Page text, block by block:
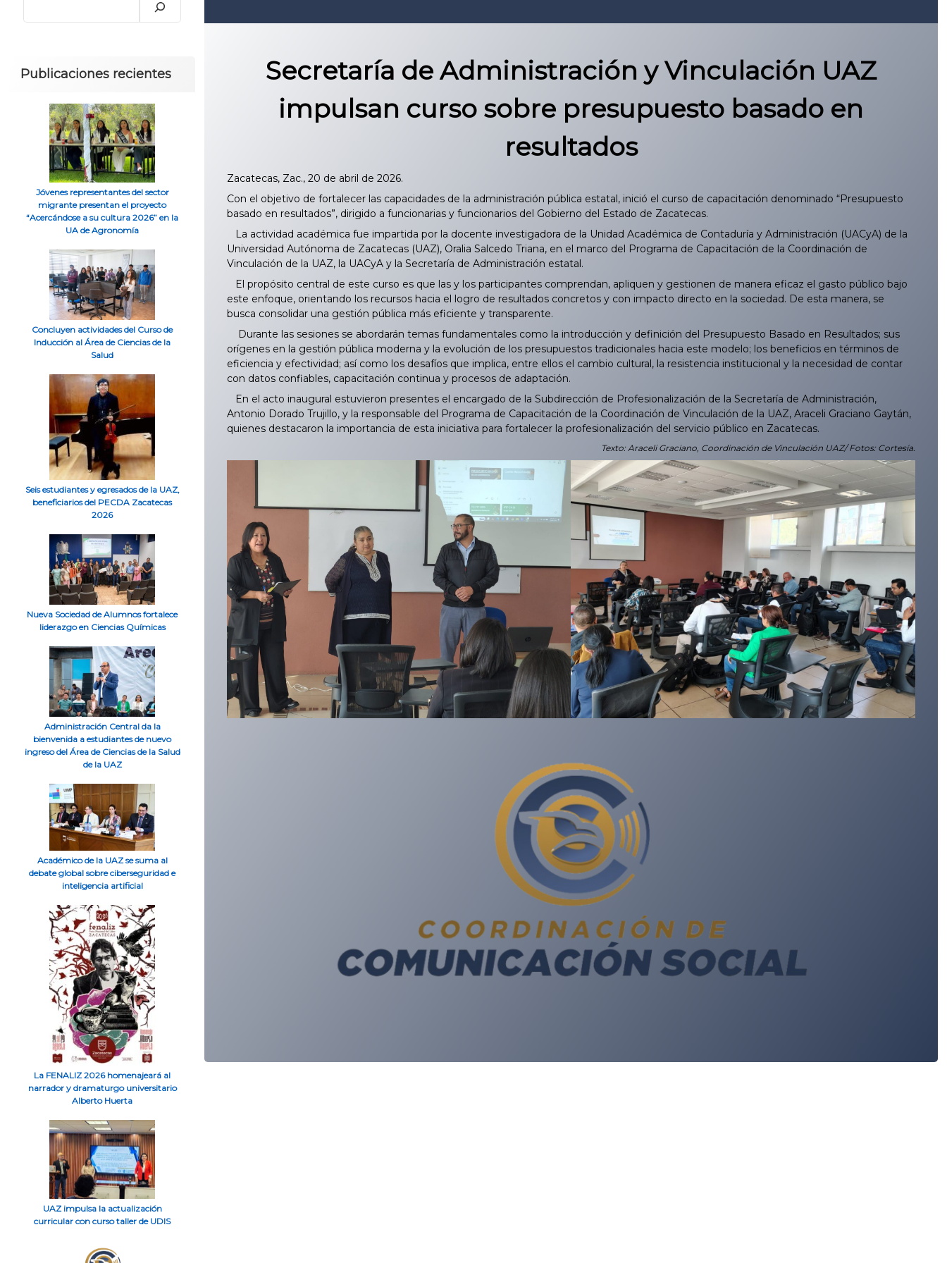
Secretaría de Administración y Vinculación UAZ
impulsan curso sobre presupuesto basado en
resultados
Zacatecas, Zac., 20 de abril de 2026.
Con el objetivo de fortalecer las capacidades de la administración pública estatal, inició el curso de capacitación denominado “Presupuesto
basado en resultados”, dirigido a funcionarias y funcionarios del Gobierno del Estado de Zacatecas.
La actividad académica fue impartida por la docente investigadora de la Unidad Académica de Contaduría y Administración (UACyA) de la
Universidad Autónoma de Zacatecas (UAZ), Oralia Salcedo Triana, en el marco del Programa de Capacitación de la Coordinación de
Vinculación de la UAZ, la UACyA y la Secretaría de Administración estatal.
El propósito central de este curso es que las y los participantes comprendan, apliquen y gestionen de manera eficaz el gasto público bajo
este enfoque, orientando los recursos hacia el logro de resultados concretos y con impacto directo en la sociedad. De esta manera, se
busca consolidar una gestión pública más eficiente y transparente.
Durante las sesiones se abordarán temas fundamentales como la introducción y definición del Presupuesto Basado en Resultados; sus
orígenes en la gestión pública moderna y la evolución de los presupuestos tradicionales hacia este modelo; los beneficios en términos de
eficiencia y efectividad; así como los desafíos que implica, entre ellos el cambio cultural, la resistencia institucional y la necesidad de contar
con datos confiables, capacitación continua y procesos de adaptación.
En el acto inaugural estuvieron presentes el encargado de la Subdirección de Profesionalización de la Secretaría de Administración,
Antonio Dorado Trujillo, y la responsable del Programa de Capacitación de la Coordinación de Vinculación de la UAZ, Araceli Graciano Gaytán,
quienes destacaron la importancia de esta iniciativa para fortalecer la profesionalización del servicio público en Zacatecas.
Texto: Araceli Graciano, Coordinación de Vinculación UAZ/ Fotos: Cortesía.
Publicaciones recientes
Jóvenes representantes del sector
migrante presentan el proyecto
“Acercándose a su cultura 2026” en la
UA de Agronomía
Concluyen actividades del Curso de
Inducción al Área de Ciencias de la
Salud
Seis estudiantes y egresados de la UAZ,
beneficiarios del PECDA Zacatecas
2026
Nueva Sociedad de Alumnos fortalece
liderazgo en Ciencias Químicas
Administración Central da la
bienvenida a estudiantes de nuevo
ingreso del Área de Ciencias de la Salud
de la UAZ
Académico de la UAZ se suma al
debate global sobre ciberseguridad e
inteligencia artificial
La FENALIZ 2026 homenajeará al
narrador y dramaturgo universitario
Alberto Huerta
UAZ impulsa la actualización
curricular con curso taller de UDIS